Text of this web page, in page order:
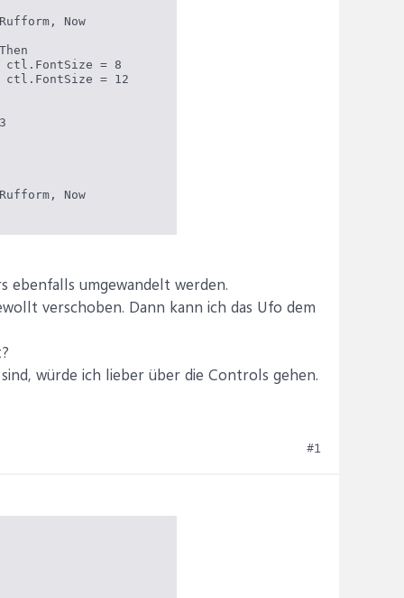
Now
ctl.FontSize = 8
ctl.FontSize = 12
Now
ebenfalls umgewandelt werden.
verschoben. Dann kann ich das Ufo dem
würde ich lieber über die Controls gehen.
#1